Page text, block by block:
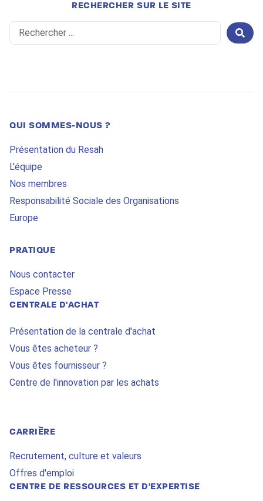
RECHERCHER SUR LE SITE
Search
...
QUI SOMMES-NOUS ?
Présentation du Resah
L'équipe
Nos membres
Responsabilité Sociale des Organisations
Europe
PRATIQUE
Nous contacter
Espace Presse
CENTRALE D'ACHAT
Présentation de la centrale d'achat
Vous êtes acheteur ?
Vous êtes fournisseur ?
Centre de l'innovation par les achats
CARRIÈRE
Recrutement, culture et valeurs
Offres d'emploi
CENTRE DE RESSOURCES ET D'EXPERTISE